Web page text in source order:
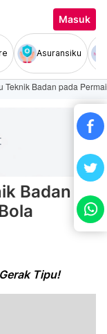
Masuk
Asuransiku
Teknik Badan pada
Badan
Tipu!